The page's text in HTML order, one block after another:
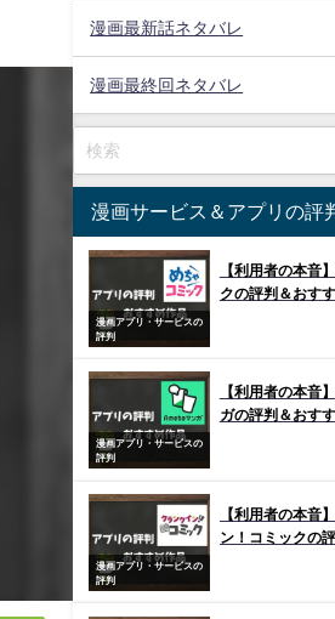
漫画最新話ネタバレ
漫画最終回ネタバレ
漫画サービス＆アプリの評
漫画アプリ・サービスの
評判
【利用者の本音
クの評判＆おす
漫画アプリ・サービスの
評判
【利用者の本音
ガの評判＆おす
漫画アプリ・サービスの
評判
【利用者の本音
ン！コミックの